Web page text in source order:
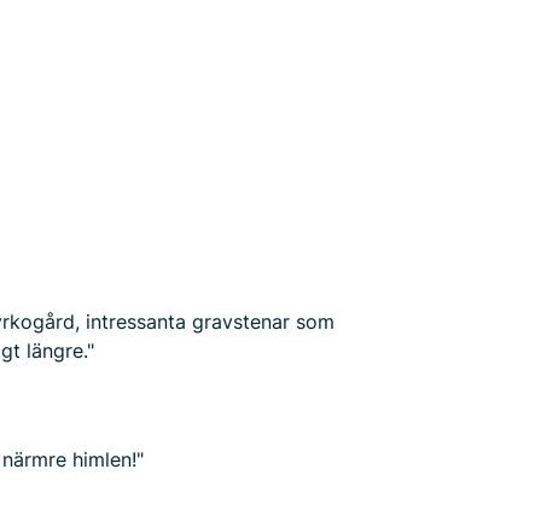
intressanta gravstenar som
längre."
himlen!"